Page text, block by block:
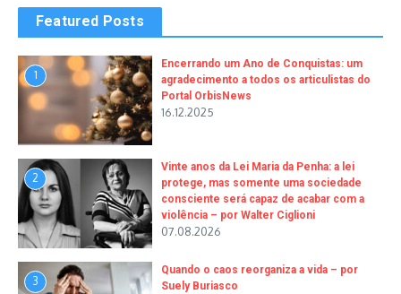
Featured Posts
1
Encerrando um Ano de Conquistas: um
agradecimento a todos os articulistas do
Portal OrbisNews
16.12.2025
2
Vinte anos da Lei Maria da Penha: a lei
protege, mas somente uma sociedade
consciente será capaz de acabar com a
violência – por Walter Ciglioni
07.08.2026
3
Quando o caos reorganiza a vida – por
Suely Buriasco